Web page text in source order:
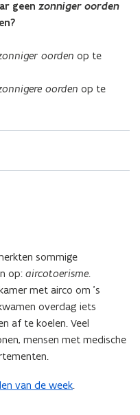
t
n
e
n
)
geen zonniger oorden
oorden op te
oorden op te
sommige
op: aircotoerisme.
met airco om ’s
overdag iets
af te koelen. Veel
mensen met medische
van de week.